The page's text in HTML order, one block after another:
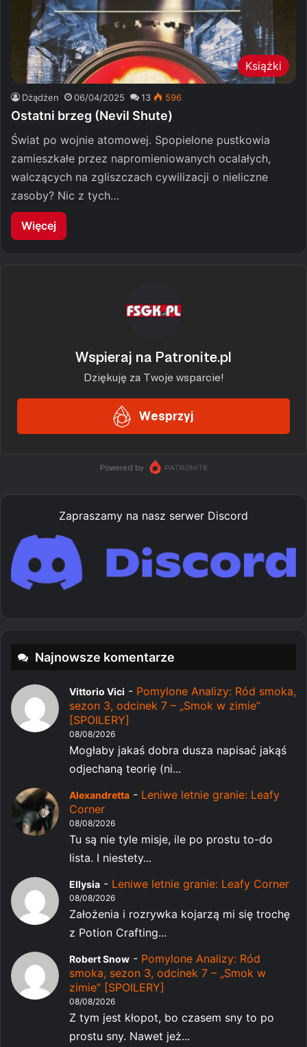
Książki
Dżądżen 06/04/2025 13 596
Ostatni brzeg (Nevil Shute)
Świat po wojnie atomowej. Spopielone pustkowia
zamieszkałe przez napromieniowanych ocalałych,
walczących na zgliszczach cywilizacji o nieliczne
zasoby? Nic z tych…
Więcej
Zapraszamy na nasz serwer Discord
Najnowsze komentarze
Vittorio Vici - Pomylone Analizy: Ród smoka,
sezon 3, odcinek 7 – „Smok w zimie”
[SPOILERY]
08/08/2026
Mogłaby jakaś dobra dusza napisać jakąś
odjechaną teorię (ni...
Alexandretta - Leniwe letnie granie: Leafy
Corner
08/08/2026
Tu są nie tyle misje, ile po prostu to-do
lista. I niestety...
Ellysia - Leniwe letnie granie: Leafy Corner
08/08/2026
Założenia i rozrywka kojarzą mi się trochę
z Potion Crafting...
Robert Snow - Pomylone Analizy: Ród
smoka, sezon 3, odcinek 7 – „Smok w
zimie” [SPOILERY]
08/08/2026
Z tym jest kłopot, bo czasem sny to po
prostu sny. Nawet jeż...